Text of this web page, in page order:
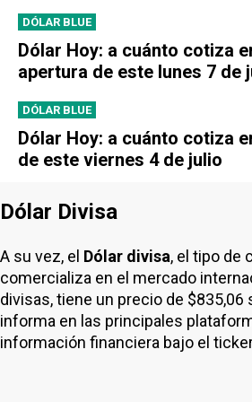
DÓLAR BLUE
Dólar Hoy: a cuánto cotiza
apertura de este lunes 7 de
DÓLAR BLUE
Dólar Hoy: a cuánto cotiza
de este viernes 4 de julio
Dólar Divisa
A su vez, el Dólar divisa, el tipo de
comercializa en el mercado
divisas, tiene un precio de $835,06
informa en las principales
información financiera bajo el ticker